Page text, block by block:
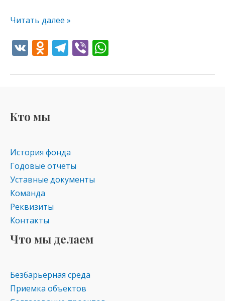
Читать далее »
V O
n
kl
as
s
ni
ki
T
e
Vi
er at
Кто мы
История фонда
Годовые отчеты
Уставные документы
Команда
Реквизиты
Контакты
Что мы делаем
Безбарьерная среда
Приемка объектов